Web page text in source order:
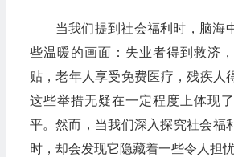
当我们提到社会福利时，脑海
些温暖的画面：失业者得到救济
贴，老年人享受免费医疗，残疾
这些举措无疑在一定程度上体现
平。然而，当我们深入探究社会福
时，却会发现它隐藏着一些令人担忧